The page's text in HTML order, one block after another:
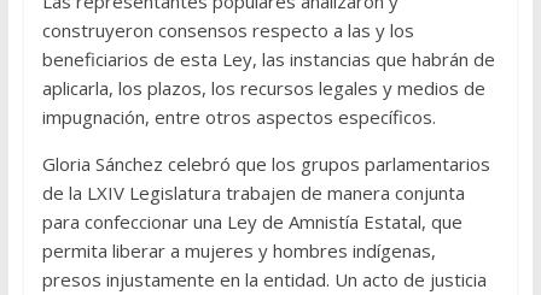
construyeron consensos respecto a las y los
beneficiarios de esta Ley, las instancias que habrán de
aplicarla, los plazos, los recursos legales y medios de
impugnación, entre otros aspectos específicos.
Gloria Sánchez celebró que los grupos parlamentarios
de la LXIV Legislatura trabajen de manera conjunta
para confeccionar una Ley de Amnistía Estatal, que
permita liberar a mujeres y hombres indígenas,
presos injustamente en la entidad. Un acto de justicia